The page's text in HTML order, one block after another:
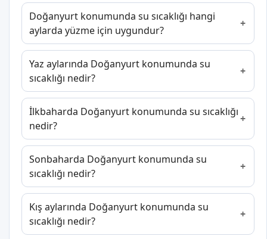
Doğanyurt konumunda su sıcaklığı hangi
aylarda yüzme için uygundur?
Yaz aylarında Doğanyurt konumunda su
sıcaklığı nedir?
İlkbaharda Doğanyurt konumunda su sıcaklığı
nedir?
Sonbaharda Doğanyurt konumunda su
sıcaklığı nedir?
Kış aylarında Doğanyurt konumunda su
sıcaklığı nedir?